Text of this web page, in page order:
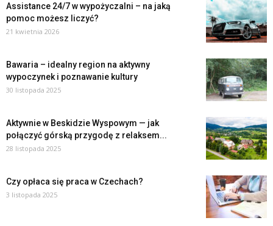
Assistance 24/7 w wypożyczalni – na jaką
pomoc możesz liczyć?
21 kwietnia 2026
Bawaria – idealny region na aktywny
wypoczynek i poznawanie kultury
30 listopada 2025
Aktywnie w Beskidzie Wyspowym — jak
połączyć górską przygodę z relaksem...
28 listopada 2025
Czy opłaca się praca w Czechach?
3 listopada 2025